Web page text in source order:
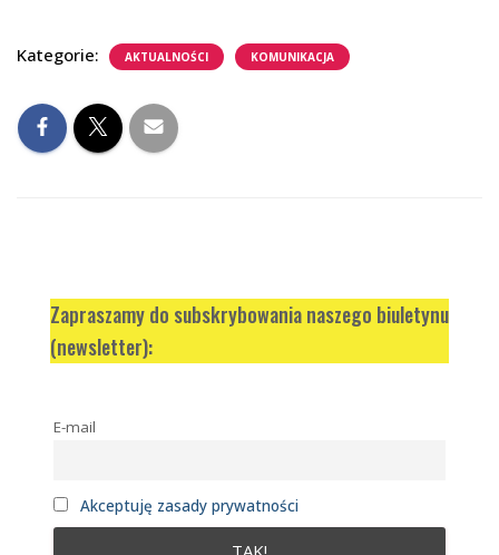
Kategorie: AKTUALNOŚCI KOMUNIKACJA
Zapraszamy do subskrybowania naszego biuletynu
(newsletter):
E-mail
Akceptuję zasady prywatności